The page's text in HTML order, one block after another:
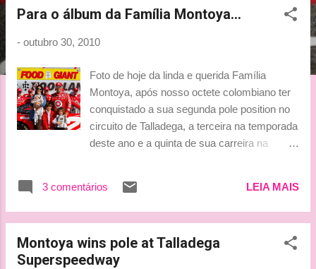
Para o álbum da Família Montoya...
- outubro 30, 2010
Foto de hoje da linda e querida Família
Montoya, após nosso octete colombiano ter
conquistado a sua segunda pole position no
circuito de Talladega, a terceira na temporada
deste ano e a quinta de sua carreira na
@conniemontoya Beijinhos, Ice-Ludy
3 comentários LEIA MAIS
Montoya wins pole at Talladega
Superspeedway